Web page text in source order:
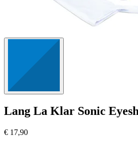
Lang La Klar Sonic
€ 17,90